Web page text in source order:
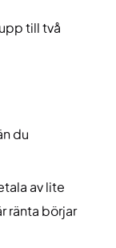
till två
du
av lite
ränta börjar